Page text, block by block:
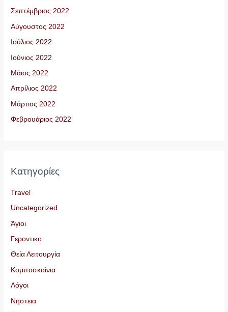
Σεπτέμβριος 2022
Αύγουστος 2022
Ιούλιος 2022
Ιούνιος 2022
Μάιος 2022
Απρίλιος 2022
Μάρτιος 2022
Φεβρουάριος 2022
Kατηγορίες
Travel
Uncategorized
Άγιοι
Γεροντικο
Θεία Λειτουργία
Κομποσκοίνια
Λόγοι
Νηστεια